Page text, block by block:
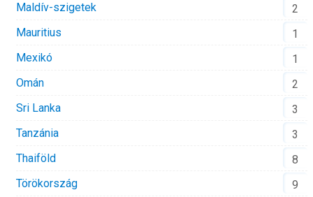
Maldív-szigetek
2
Mauritius
1
Mexikó
1
Omán
2
Sri Lanka
3
Tanzánia
3
Thaiföld
8
Törökország
9